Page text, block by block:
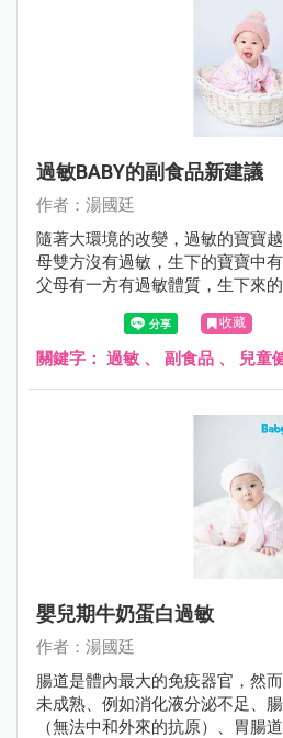
過敏BABY的副食品新建議
作者：湯國廷
隨著大環境的改變，過敏的寶寶
母雙方沒有過敏，生下的寶寶中
父母有一方有過敏體質，生下來
有過敏體質；若父母雙方都有過
機會則大增到40～80%。 收藏
關鍵字： 過敏 、 副食品 、 兒童
嬰兒期牛奶蛋白過敏
作者：湯國廷
腸道是體內最大的免疫器官，然
未成熟、例如消化液分泌不足、
（無法中和外來的抗原）、胃腸